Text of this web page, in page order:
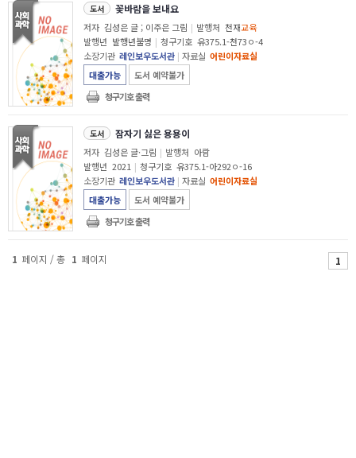
도서 꽃바람을 보내요
저자 김성은 글 ; 이주은 그림 | 발행처 천재교육
발행년 발행년불명 | 청구기호 유375.1-천73ㅇ-4
소장기관 레인보우도서관 | 자료실 어린이자료실
대출가능
도서 예약불가
청구기호 출력
도서 잠자기 싫은 용용이
저자 김성은 글·그림 | 발행처 아람
발행년 2021 | 청구기호 유375.1-아292ㅇ-16
소장기관 레인보우도서관 | 자료실 어린이자료실
대출가능
도서 예약불가
청구기호 출력
1 페이지 / 총 1 페이지 1